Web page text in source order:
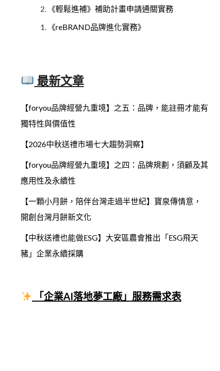
《輕鬆進補》補助計畫申請通關實務
《reBRAND品牌進化實務》
最新文章
【foryou品牌經營九重境】之五：品牌，能註冊才能有
獨特性與價值性
【2026中秋送禮市場七大趨勢洞察】
【foryou品牌經營九重境】之四：品牌規劃，須顧及其
應用性及永續性
【一顆小月餅，陪伴台灣走過半世紀】寶泉傳情意，
開創台灣月餅新文化
【中秋送禮也能做ESG】大安區農會推出「ESG飛天
豬」企業永續採購
「企業AI落地夢工廠」服務需求表